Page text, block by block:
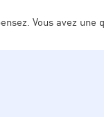
Vous avez une